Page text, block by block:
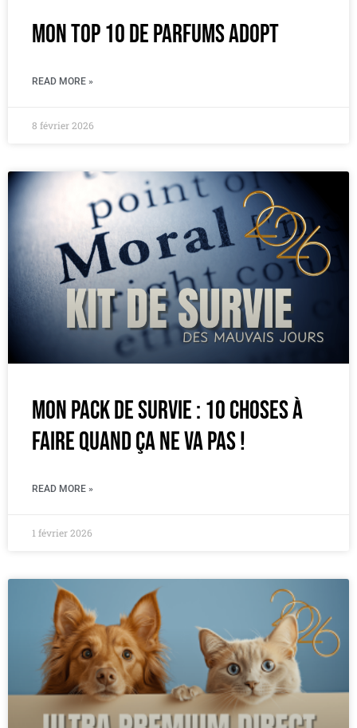
Mon Top 10 de parfums Adopt
READ MORE »
8 février 2026
Mon pack de survie : 10 choses à
faire quand ça ne va pas !
READ MORE »
1 février 2026